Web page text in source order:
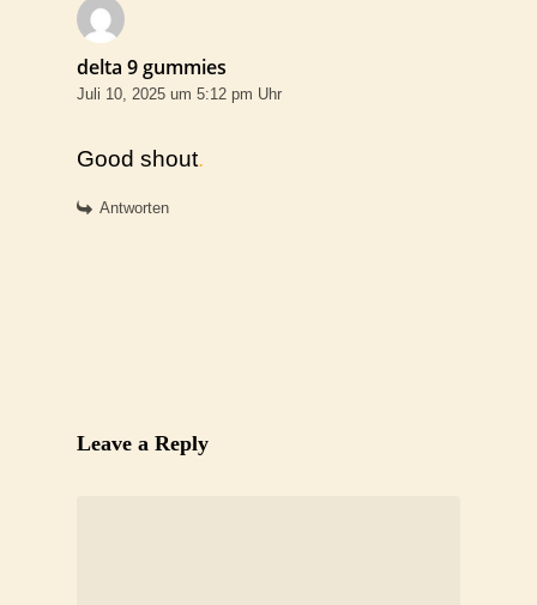
delta 9 gummies
Juli 10, 2025 um 5:12 pm Uhr
Good shout.
Antworten
Leave a Reply